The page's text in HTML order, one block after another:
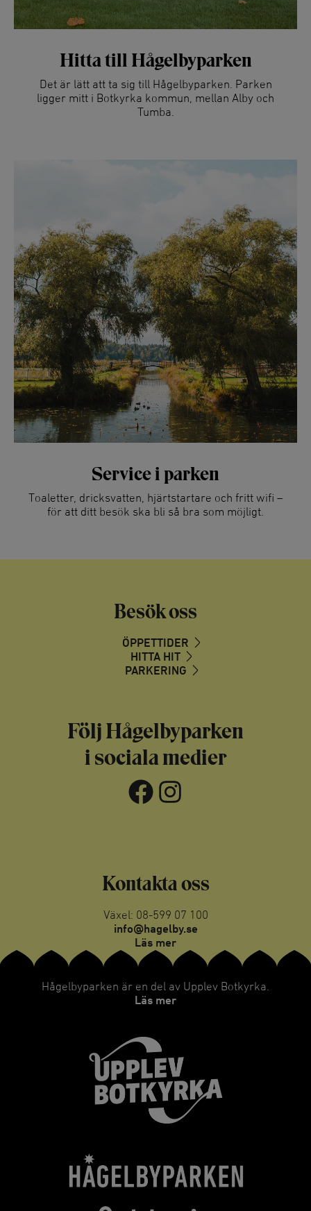
Hitta till Hågelbyparken
Det är lätt att ta sig till Hågelbyparken. Parken
ligger mitt i Botkyrka kommun, mellan Alby och
Tumba.
Service i parken
Toaletter, dricksvatten, hjärtstartare och fritt wifi –
för att ditt besök ska bli så bra som möjligt.
Besök oss
ÖPPETTIDER
HITTA HIT
PARKERING
Följ Hågelbyparken
i sociala medier
Facebook Instagram
Kontakta oss
Växel: 08-599 07 100
info@hagelby.se
Läs mer
Hågelbyparken är en del av Upplev Botkyrka.
Läs mer